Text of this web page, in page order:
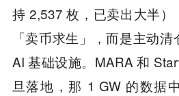
持 2,537 枚，已卖出大半
「卖币求生」，而是主动
AI 基础设施。MARA 和
旦落地，那 1 GW 的数据